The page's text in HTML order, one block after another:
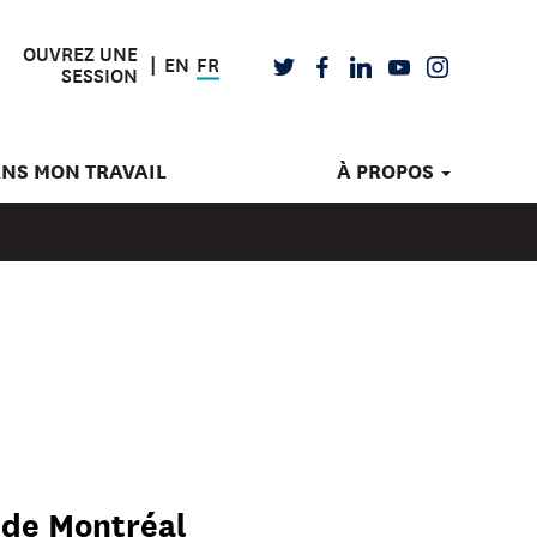
OUVREZ UNE
SESSION EN FR TWITTERFACEBOOK
LINKEDIN
YOUTUBEINSTAGRAM
MON TRAVAIL À PROPOS
Montréal